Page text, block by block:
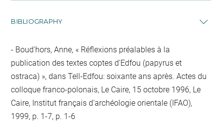
BIBLIOGRAPHY
Boud'hors, Anne, « Réflexions préalables à la
publication des textes coptes d'Edfou (papyrus et
ostraca) », dans Tell-Edfou: soixante ans après. Actes du
colloque franco-polonais, Le Caire, 15 octobre 1996, Le
Caire, Institut français d'archéologie orientale (IFAO),
1999, p. 1-7, p. 1-6